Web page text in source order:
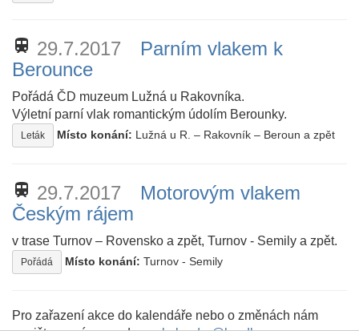
train 29.7.2017
Parním vlakem k
Berounce
Pořádá ČD muzeum Lužná u Rakovníka.
Výletní parní vlak romantickým údolím Berounky.
Leták Místo konání: Lužná u R. – Rakovník – Beroun a zpět
train 29.7.2017
Motorovým vlakem
Českým rájem
v trase Turnov – Rovensko a zpět, Turnov - Semily a zpět.
Pořádá Místo konání: Turnov - Semily
Pro zařazení akce do kalendáře nebo o změnách nám